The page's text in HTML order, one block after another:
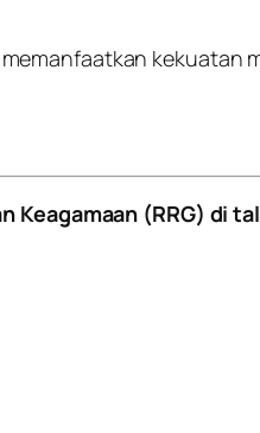
kekuatan
Keagamaan (RRG) di